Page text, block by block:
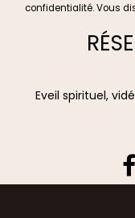
confidentialité. Vous
Eveil spirituel,